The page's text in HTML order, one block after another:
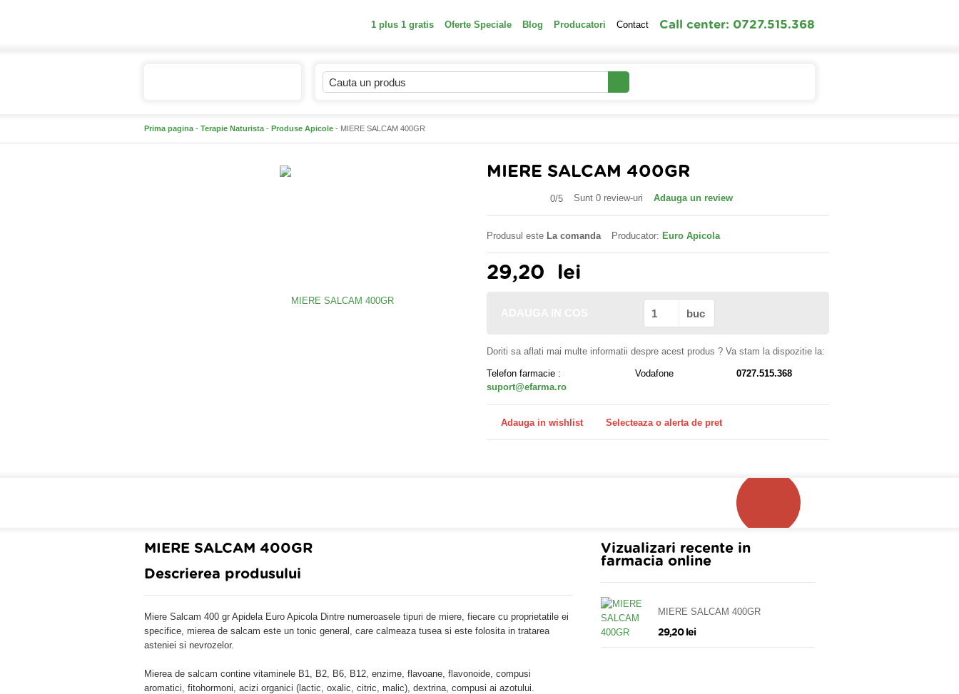
1 plus 1 gratis Oferte Speciale Blog Producatori Contact Call center: 0727.515.368
Prima pagina - Terapie Naturista - Produse Apicole - MIERE SALCAM 400GR
MIERE SALCAM 400GR
0/5 Sunt 0 review-uri Adauga un review
Produsul este La comanda Producator: Euro Apicola
29,20 lei
buc
Doriti sa aflati mai multe informatii despre acest produs ? Va stam la dispozitie la:
Telefon farmacie : Vodafone
0727.515.368
suport@efarma.ro
Adauga in wishlist Selecteaza o alerta de pret
MIERE SALCAM 400GR
Descrierea produsului
Miere Salcam 400 gr Apidela Euro Apicola Dintre numeroasele tipuri de miere, fiecare cu proprietatile ei
specifice, mierea de salcam este un tonic general, care calmeaza tusea si este folosita in tratarea
asteniei si nevrozelor.
Mierea de salcam contine vitaminele B1, B2, B6, B12, enzime, flavoane, flavonoide, compusi
aromatici, fitohormoni, acizi organici (lactic, oxalic, citric, malic), dextrina, compusi ai azotului.
Vizualizari recente in
farmacia online
MIERE SALCAM 400GR
29,20 lei